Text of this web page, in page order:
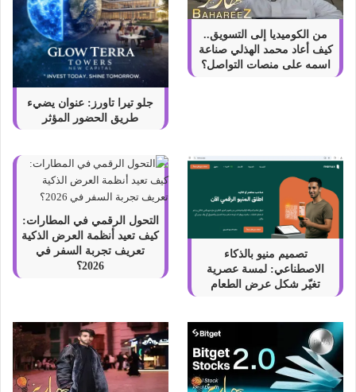
من الكوميديا إلى التسويق..
كيف أعاد محمد الهذلي صناعة
اسمه على منصات التواصل؟
جلو تيرا تاورز: عنوان يضيء
طريق الحضور المؤثر
تصميم منيو بالذكاء
الاصطناعي: لمسة عصرية
تغيّر شكل عرض الطعام
التحول الرقمي في المطارات:
كيف تعيد أنظمة العرض الذكية
تعريف تجربة السفر في
2026؟